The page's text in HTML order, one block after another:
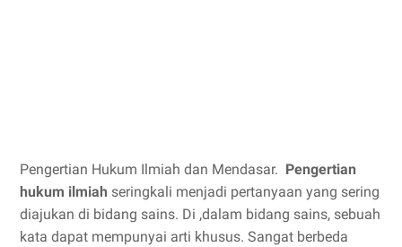
Pengertian Hukum Ilmiah dan Mendasar. Pengertian
hukum ilmiah seringkali menjadi pertanyaan yang sering
diajukan di bidang sains. Di ,dalam bidang sains, sebuah
kata dapat mempunyai arti khusus. Sangat berbeda